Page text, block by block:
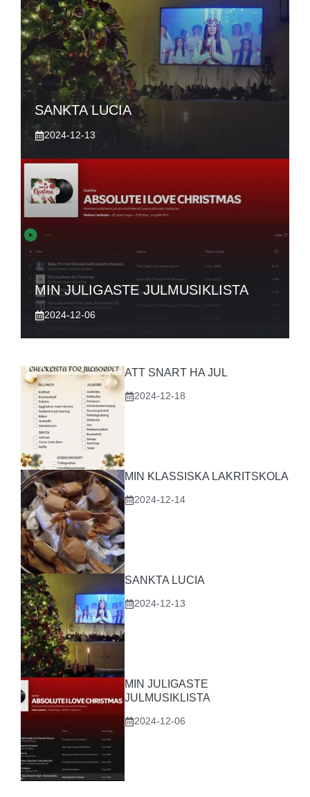
SANKTA LUCIA
2024-12-13
MIN JULIGASTE JULMUSIKLISTA
2024-12-06
ATT SNART HA JUL
2024-12-18
MIN KLASSISKA LAKRITSKOLA
2024-12-14
SANKTA LUCIA
2024-12-13
MIN JULIGASTE
JULMUSIKLISTA
2024-12-06